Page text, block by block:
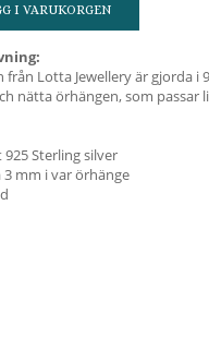
I VARUKORGEN
från Lotta Jewellery är gjorda i
nätta örhängen, som passar
Sterling silver
3 mm i var örhänge